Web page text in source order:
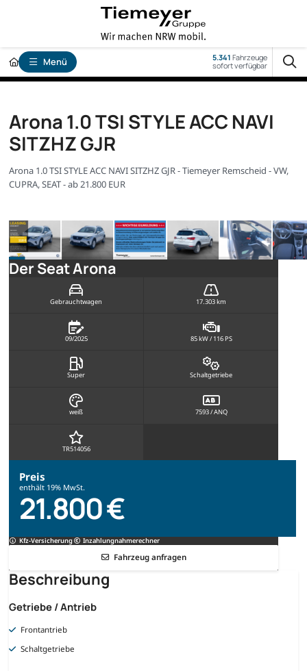
Menü 5.341 Fahrzeuge
sofort verfügbar
Arona 1.0 TSI STYLE ACC NAVI
SITZHZ GJR
Arona 1.0 TSI STYLE ACC NAVI SITZHZ GJR - Tiemeyer Remscheid - VW,
CUPRA, SEAT - ab 21.800 EUR
Der Seat Arona
Gebrauchtwagen 17.303 km
09/2025 85 kW / 116 PS
Super Schaltgetriebe
weiß 7593 / ANQ
TR514056
Preis
enthält 19% MwSt.
21.800 €
Kfz-Versicherung Inzahlungnahmerechner
Fahrzeug anfragen
Beschreibung
Getriebe / Antrieb
Frontantrieb
Schaltgetriebe